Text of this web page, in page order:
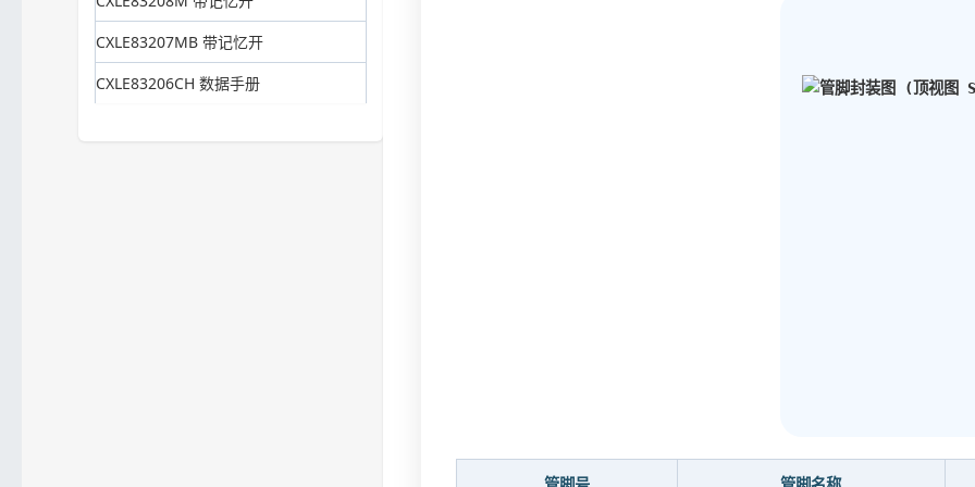
CXLE83207MB 带记忆开
CXLE83206CH 数据手册